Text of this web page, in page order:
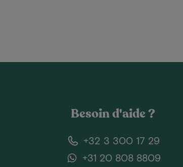
Besoin d'aide ?
+32 3 300 17 29
+31 20 808 8809